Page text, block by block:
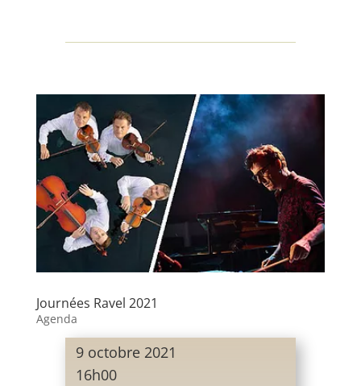
Journées Ravel 2021
Agenda
9 octobre 2021
16h00